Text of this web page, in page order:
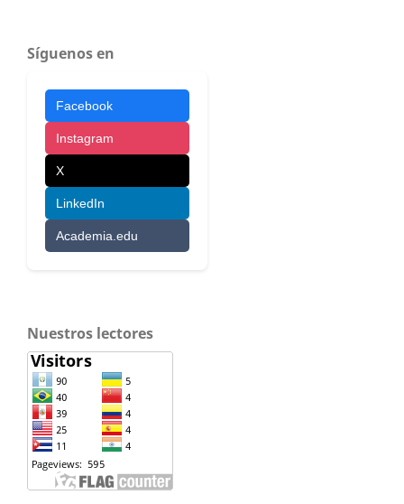
Síguenos en
Facebook
Instagram
X
LinkedIn
Academia.edu
Nuestros lectores